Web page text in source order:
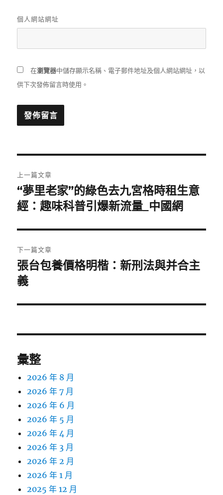
個人網站網址
在瀏覽器中儲存顯示名稱、電子郵件地址及個人網站網址，以
供下次發佈留言時使用。
章
導
覽
上一篇文章
上
一
文
章:
“夢里老家”的綠色去九宮格時租生意
經：趣味科普引爆新流量_中國網
下一篇文章
下
一
文
張台包養價格明楷：新刑法與并合主
義
彙整
2026 年 8 月
2026 年 7 月
2026 年 6 月
2026 年 5 月
2026 年 4 月
2026 年 3 月
2026 年 2 月
2026 年 1 月
2025 年 12 月